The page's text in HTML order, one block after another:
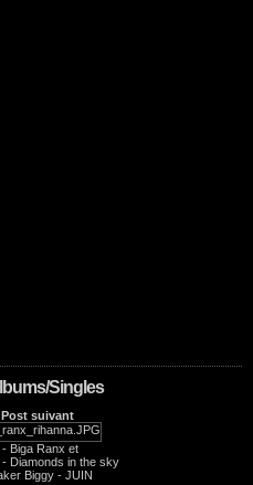
Singles
Post suivant
Biga Ranx et
- Diamonds in the sky
Biggy - JUIN